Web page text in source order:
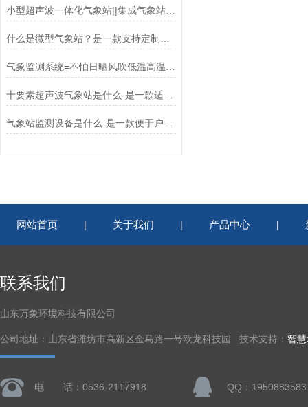
小型超声波一体化气象站||集成气象站：监测风速、雨量、温度、、PM2.5、等
十要素超声波气象站是什么-是一款适用于很多场所的超声波监测站（2024全）
网站首页 | 关于我们 | 产品中心 |
联系我们
山东万象环境科技有限公司
公司地址：山东省潍坊市高新区金马路一号欧龙科技园 技术支持： 智
电 话：0536-2117918 QQ：1950883583